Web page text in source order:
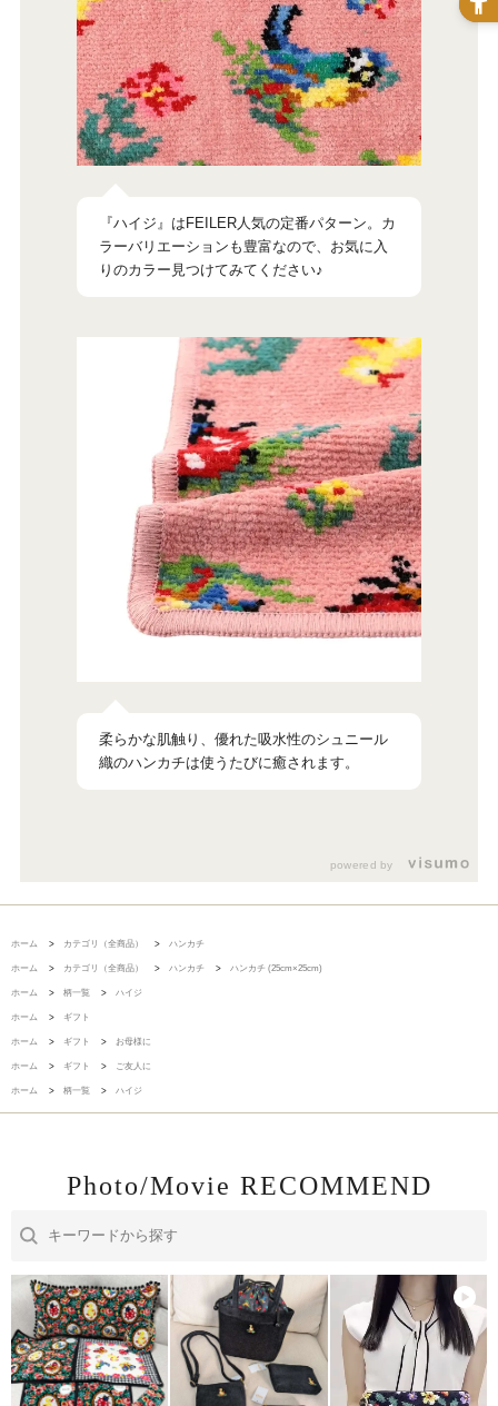
『ハイジ』はFEILER人気の定番パターン。カ
ラーバリエーションも豊富なので、お気に入
りのカラー見つけてみてください♪
柔らかな肌触り、優れた吸水性のシュニール
織のハンカチは使うたびに癒されます。
powered by
ホーム > カテゴリ（全商品） > ハンカチ
ホーム > カテゴリ（全商品） > ハンカチ > ハンカチ (25cm×25cm)
ホーム > 柄一覧 > ハイジ
ホーム > ギフト
ホーム > ギフト > お母様に
ホーム > ギフト > ご友人に
ホーム > 柄一覧 > ハイジ
Photo/Movie RECOMMEND